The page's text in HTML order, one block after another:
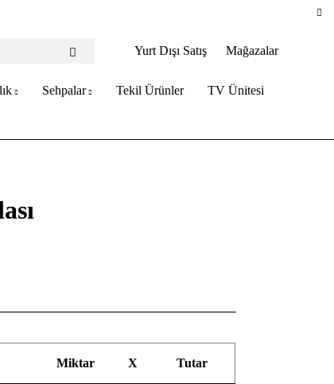
Yurt Dışı Satış Mağazalar
Sehpalar Tekil Ürünler
TV Ünitesi
Miktar X Tutar